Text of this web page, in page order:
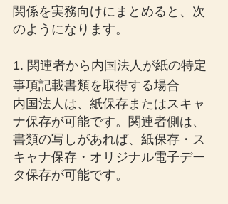
関係を実務向けにまとめると、次
のようになります。
1. 関連者から内国法人が紙の特定
事項記載書類を取得する場合
内国法人は、紙保存またはスキャ
ナ保存が可能です。関連者側は、
書類の写しがあれば、紙保存・ス
キャナ保存・オリジナル電子デー
タ保存が可能です。